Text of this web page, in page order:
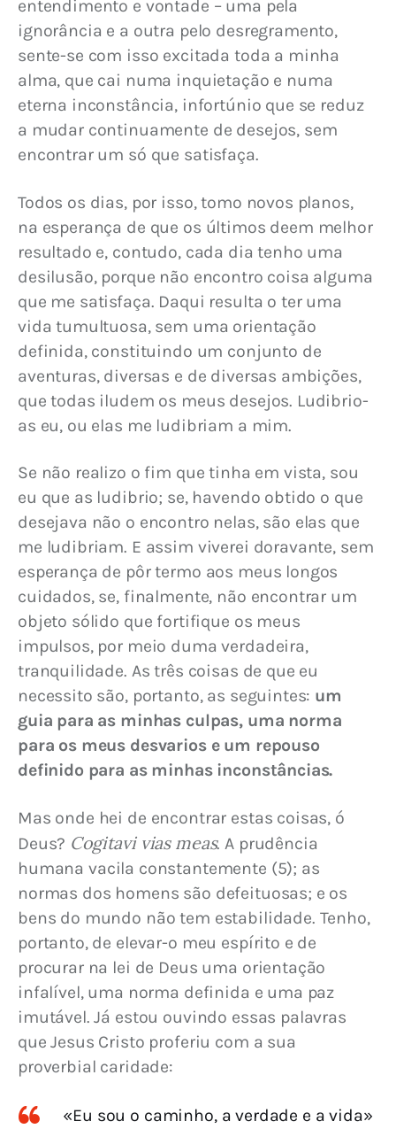
entendimento e vontade – uma pela
ignorância e a outra pelo desregramento,
sente-se com isso excitada toda a minha
alma, que cai numa inquietação e numa
eterna inconstância, infortúnio que se reduz
a mudar continuamente de desejos, sem
encontrar um só que satisfaça.
Todos os dias, por isso, tomo novos planos,
na esperança de que os últimos deem melhor
resultado e, contudo, cada dia tenho uma
desilusão, porque não encontro coisa alguma
que me satisfaça. Daqui resulta o ter uma
vida tumultuosa, sem uma orientação
definida, constituindo um conjunto de
aventuras, diversas e de diversas ambições,
que todas iludem os meus desejos. Ludibrio-
as eu, ou elas me ludibriam a mim.
Se não realizo o fim que tinha em vista, sou
eu que as ludibrio; se, havendo obtido o que
desejava não o encontro nelas, são elas que
me ludibriam. E assim viverei doravante, sem
esperança de pôr termo aos meus longos
cuidados, se, finalmente, não encontrar um
objeto sólido que fortifique os meus
impulsos, por meio duma verdadeira,
tranquilidade. As três coisas de que eu
necessito são, portanto, as seguintes: um
guia para as minhas culpas, uma norma
para os meus desvarios e um repouso
definido para as minhas inconstâncias.
Mas onde hei de encontrar estas coisas, ó
Deus? Cogitavi vias meas. A prudência
humana vacila constantemente (5); as
normas dos homens são defeituosas; e os
bens do mundo não tem estabilidade. Tenho,
portanto, de elevar-o meu espírito e de
procurar na lei de Deus uma orientação
infalível, uma norma definida e uma paz
imutável. Já estou ouvindo essas palavras
que Jesus Cristo proferiu com a sua
proverbial caridade:
«Eu sou o caminho, a verdade e a vida»